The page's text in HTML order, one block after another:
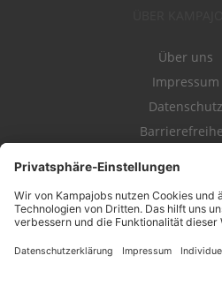
Über uns
Impressum
Datenschutz
Kampahire
LeadNow